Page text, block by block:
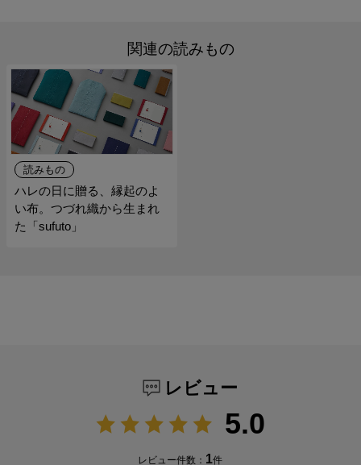
関連の読みもの
読みもの
ハレの日に贈る、縁起のよ
い布。つづれ織から生まれ
た「sufuto」
レビュー
5.0
レビュー件数： 1件